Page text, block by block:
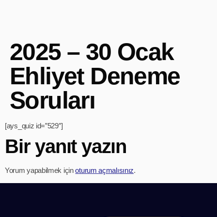
2025 – 30 Ocak
Ehliyet Deneme
Soruları
[ays_quiz id=”529″]
Bir yanıt yazın
Yorum yapabilmek içinoturum açmalısınız.